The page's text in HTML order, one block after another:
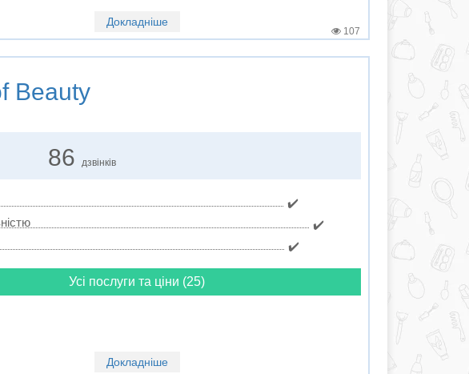
Докладніше
107
Beauty
86 дзвінків
✔️
✔️
✔️
Усі послуги та ціни (25)
Докладніше